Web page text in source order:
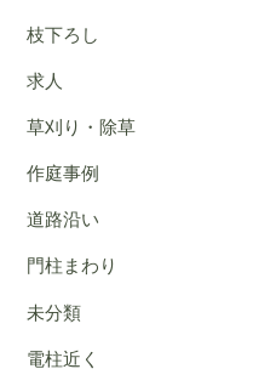
枝下ろし
求人
草刈り・除草
作庭事例
道路沿い
門柱まわり
未分類
電柱近く